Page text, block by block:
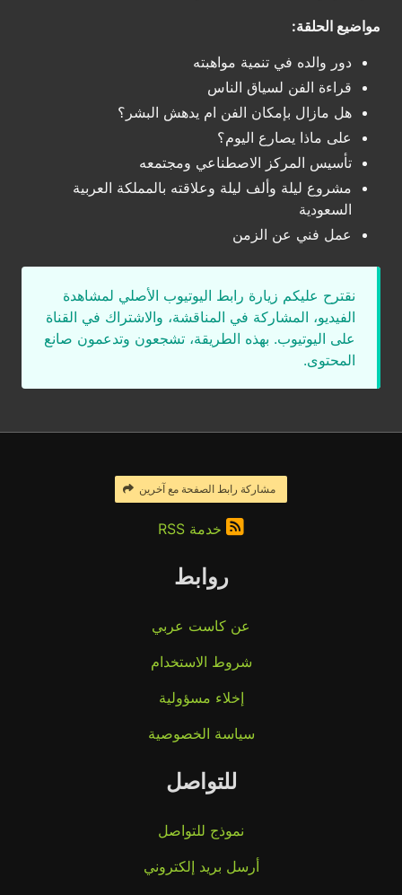
مواضيع الحلقة:
دور والده في تنمية مواهبته
قراءة الفن لسياق الناس
هل مازال بإمكان الفن ام يدهش البشر؟
على ماذا يصارع اليوم؟
تأسيس المركز الاصطناعي ومجتمعه
مشروع ليلة وألف ليلة وعلاقته بالمملكة العربية
السعودية
عمل فني عن الزمن
نقترح عليكم زيارة رابط اليوتيوب الأصلي لمشاهدة
الفيديو، المشاركة في المناقشة، والاشتراك في القناة
على اليوتيوب. بهذه الطريقة، تشجعون وتدعمون صانع
المحتوى.
مشاركة رابط الصفحة مع آخرين
خدمة RSS
روابط
عن كاست عربي
شروط الاستخدام
إخلاء مسؤولية
سياسة الخصوصية
للتواصل
نموذج للتواصل
أرسل بريد إلكتروني